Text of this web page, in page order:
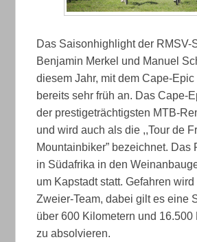
Das Saisonhighlight der RMSV-
Benjamin Merkel und Manuel
diesem Jahr, mit dem Cape-Epic
bereits sehr früh an. Das Cape-
der prestigeträchtigsten MTB-
und wird auch als die ,,Tour de
Mountainbiker” bezeichnet. Das
in Südafrika in den
um Kapstadt statt. Gefahren
Zweier-Team, dabei gilt es eine
über 600 Kilometern und 16.500
zu absolvieren.